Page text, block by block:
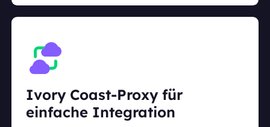
Ivory Coast-Proxy für
einfache Integration